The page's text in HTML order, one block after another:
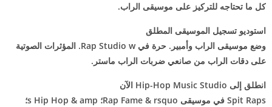
كل ما تحتاجه للتركيز على موسيقى الراب.
استوديو تسجيل الموسيقى المطلق
وضع موسيقى الراب وأمبير. حرة في Rap Studio w. المؤثرات الصوتية
على دقات الراب من صانعي ضربات الراب ماستر.
انطلق إلى Hip-Hop Music Studio الآن
Spit Raps في موسيقى Rap Fame & rsquo؛ s Hip Hop & amp؛